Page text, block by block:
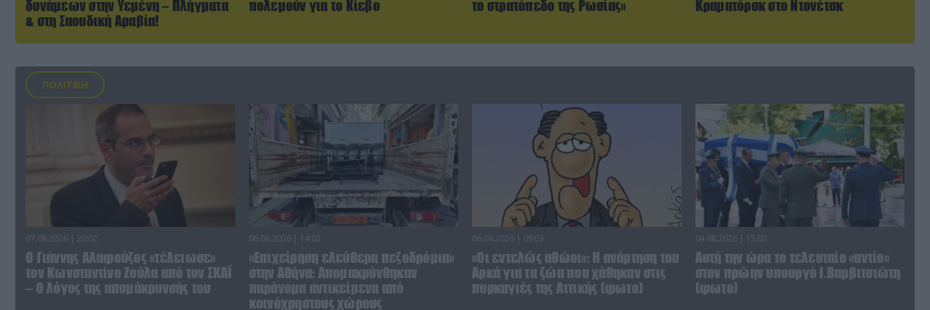
δυνάμεων στην Υεμένη – Πλήγματα
& στη Σαουδική Αραβία!
πολεμούν για το Κίεβο
το στρατόπεδο της Ρωσίας»
Κραματόρσκ στο Ντονέτσκ
ΠΟΛΙΤΙΚΗ
07.08.2026 | 20:02
Ο Γιάννης Αλαφούζος «τέλειωσε»
τον Κωνσταντίνο Ζούλα από τον ΣΚΑΪ
– Ο λόγος της απομάκρυνσής του
06.08.2026 | 14:02
«Επιχείρηση ελεύθερα πεζοδρόμια»
στην Αθήνα: Απομακρύνθηκαν
παράνομα αντικείμενα από
κοινόχρηστους χώρους
06.08.2026 | 09:03
«Οι εντελώς αθώοι»: Η ανάρτηση του
Αρκά για τα ζώα που χάθηκαν στις
πυρκαγιές της Αττικής (φωτο)
04.08.2026 | 15:02
Αυτή την ώρα το τελευταίο «αντίο»
στον πρώην υπουργό Ι.Βαρβιτσιώτη
(φωτο)